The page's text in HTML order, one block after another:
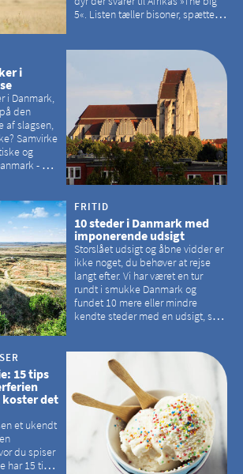
5«. Listen tæller bisoner, spættede
i
i Danmark,
den
af slagsen,
Samvirke
og
- og
omvej værd
FRITID
10 steder i Danmark med
imponerende udsigt
Storslået udsigt og åbne vidder er
ikke noget, du behøver at rejse
langt efter. Vi har været en tur
rundt i smukke Danmark og
fundet 10 mere eller mindre
kendte steder med en udsigt, som
15 tips
koster det
et ukendt
du spiser
har 15 tips